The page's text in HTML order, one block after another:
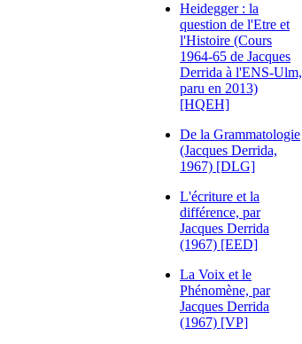
Heidegger : la
question de l'Etre et
l'Histoire (Cours
1964-65 de Jacques
Derrida à l'ENS-Ulm,
paru en 2013)
[HQEH]
De la Grammatologie
(Jacques Derrida,
1967) [DLG]
L'écriture et la
différence, par
Jacques Derrida
(1967) [EED]
La Voix et le
Phénomène, par
Jacques Derrida
(1967) [VP]